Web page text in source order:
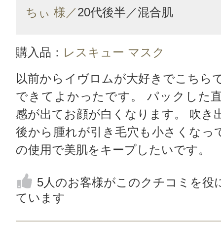
ちぃ 様／20代後半／混合肌
購入品： レスキュー マスク
以前からイヴロムが大好きでこちら
できてよかったです。 パックした
感が出てお顔が白くなります。 吹き
後から腫れが引き毛穴も小さくなっ
の使用で美肌をキープしたいです。
5人のお客様がこのクチコミを役
ています